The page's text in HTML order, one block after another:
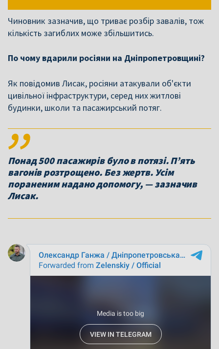
Чиновник зазначив, що триває розбір завалів, тож
кількість загиблих може збільшитись.
По чому вдарили росіяни на Дніпропетровщині?
Як повідомив Лисак, росіяни атакували об'єкти
цивільної інфраструктури, серед них житлові
будинки, школи та пасажирський потяг.
Понад 500 пасажирів було в потязі. П’ять
вагонів розтрощено. Без жертв. Усім
пораненим надано допомогу, — зазначив
Лисак.